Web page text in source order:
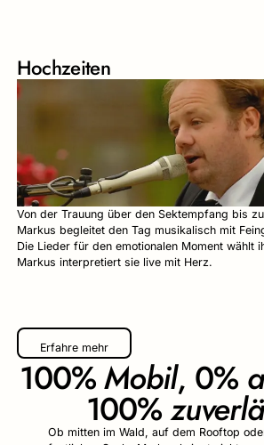
Hochzeiten
Von der Trauung über den Sektempfang bis
Markus begleitet den Tag musikalisch mit
Die Lieder für den emotionalen Moment wählt
Markus interpretiert sie live mit Herz.
Erfahre mehr
100%Mobil, 0%
100%
Ob mitten im Wald, auf dem Rooftop